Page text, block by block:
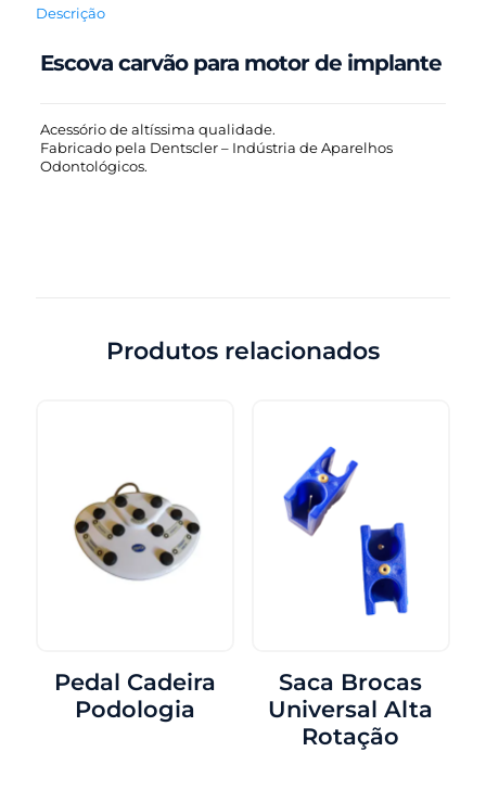
Descrição
Escova carvão para motor de implante
Acessório de altíssima qualidade.
Fabricado pela Dentscler – Indústria de Aparelhos
Odontológicos.
Produtos relacionados
Pedal Cadeira
Podologia
Saca Brocas
Universal Alta
Rotação